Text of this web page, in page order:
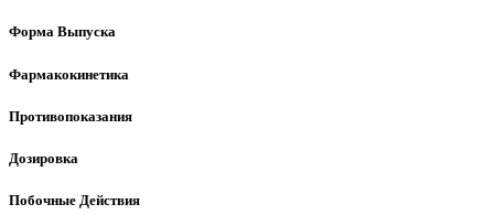
Форма Выпуска
Фармакокинетика
Противопоказания
Дозировка
Побочные Действия